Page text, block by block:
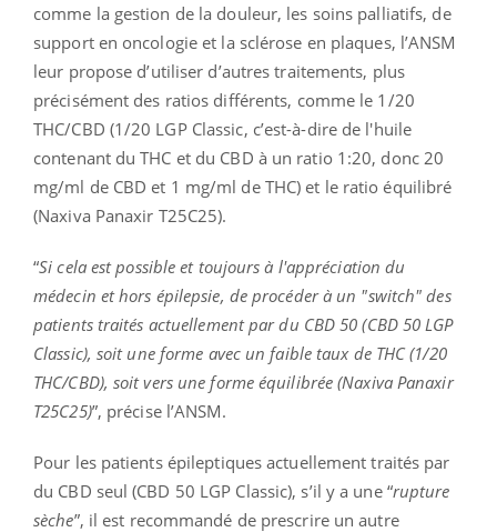
comme la gestion de la douleur, les soins palliatifs, de
support en oncologie et la sclérose en plaques, l’ANSM
leur propose d’utiliser d’autres traitements, plus
précisément des ratios différents, comme le 1/20
THC/CBD (1/20 LGP Classic, c’est-à-dire de l'huile
contenant du THC et du CBD à un ratio 1:20, donc 20
mg/ml de CBD et 1 mg/ml de THC) et le ratio équilibré
(Naxiva Panaxir T25C25).
“Si cela est possible et toujours à l'appréciation du
médecin et hors épilepsie, de procéder à un "switch" des
patients traités actuellement par du CBD 50 (CBD 50 LGP
Classic), soit une forme avec un faible taux de THC (1/20
THC/CBD), soit vers une forme équilibrée (Naxiva Panaxir
T25C25)”, précise l’ANSM.
Pour les patients épileptiques actuellement traités par
du CBD seul (CBD 50 LGP Classic), s’il y a une “rupture
sèche”, il est recommandé de prescrire un autre